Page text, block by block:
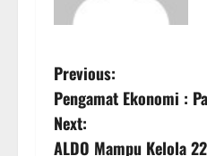
Previous:
Pengamat Ekonomi :
Next:
ALDO Mampu Kelola